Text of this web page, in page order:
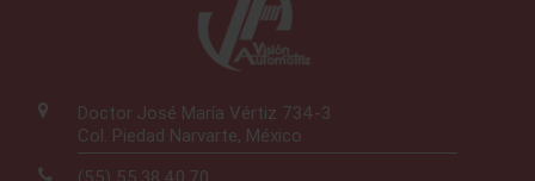
Doctor José María Vértiz 734-3
Col. Piedad Narvarte, México